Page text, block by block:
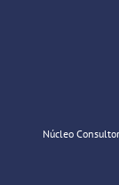
Núcleo